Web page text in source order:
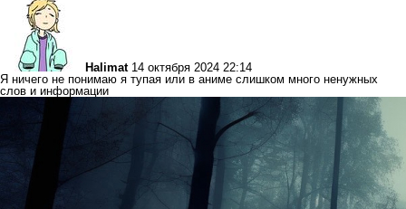
Halimat 14 октября 2024 22:14
Я ничего не понимаю я тупая или в аниме слишком много ненужных
слов и информации